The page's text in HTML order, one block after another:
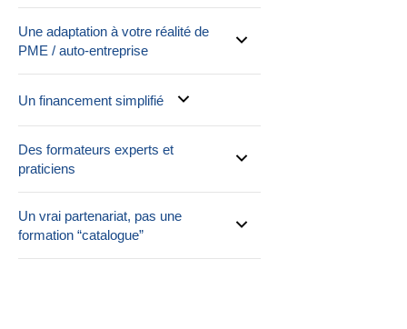
Une adaptation à votre réalité de
PME / auto-entreprise
Un financement simplifié
Des formateurs experts et
praticiens
Un vrai partenariat, pas une
formation “catalogue”